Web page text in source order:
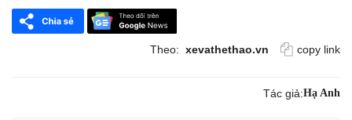
Theo: xevathethao.vn copy link
Tác giả:Hạ Anh